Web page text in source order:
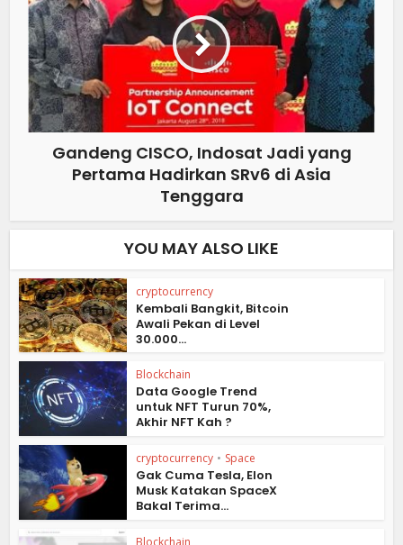
Gandeng CISCO, Indosat Jadi yang
Pertama Hadirkan SRv6 di Asia
Tenggara
YOU MAY ALSO LIKE
cryptocurrency
Kembali Bangkit, Bitcoin
Awali Pekan di Level
30.000...
Blockchain
Data Google Trend
untuk NFT Turun 70%,
Akhir NFT Kah ?
cryptocurrency • Space
Gak Cuma Tesla, Elon
Musk Katakan SpaceX
Bakal Terima...
Blockchain